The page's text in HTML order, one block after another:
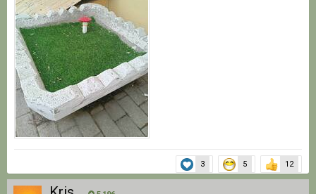
3 5 12